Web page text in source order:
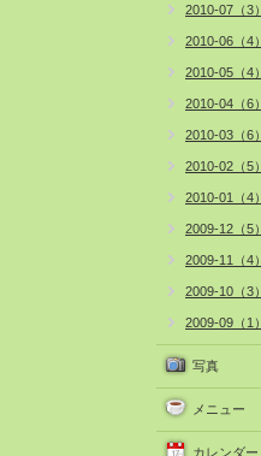
2010-07（3）
2010-06（4）
2010-05（4）
2010-04（6）
2010-03（6）
2010-02（5）
2010-01（4）
2009-12（5）
2009-11（4）
2009-10（3）
2009-09（1）
写真
メニュー
カレンダー